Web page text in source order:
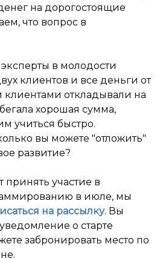
на дорогостоящие
что вопрос в
в молодости
клиентов и все деньги от
клиентами откладывали на
хорошая сумма,
учиться быстро.
вы можете "отложить"
развитие?
принять участие в
в июле, мы
на рассылку. Вы
о старте
забронировать место по